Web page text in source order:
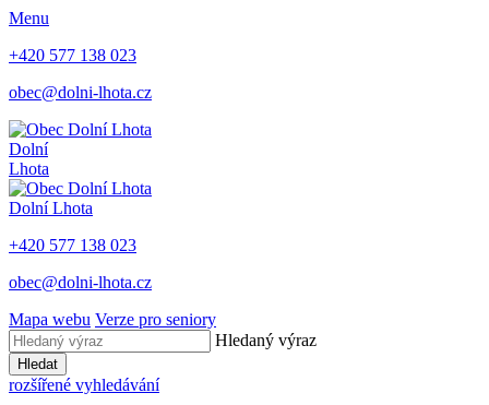
Menu
+420 577 138 023
obec@dolni-lhota.cz
Dolní
Lhota
Dolní Lhota
+420 577 138 023
obec@dolni-lhota.cz
Mapa webu Verze pro seniory
Hledaný výraz
Hledat
rozšířené vyhledávání